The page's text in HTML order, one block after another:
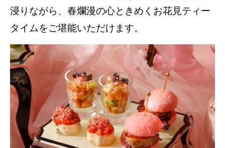
浸りながら、春爛漫の心ときめくお花見ティー
タイムをご堪能いただけます。